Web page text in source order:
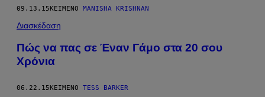
09.13.15ΚΕΊΜΕΝΟ MANISHA KRISHNAN
Διασκέδαση
Πώς να πας σε Έναν Γάμο στα 20 σου
Χρόνια
06.22.15 ΚΕΊΜΕΝΟ TESS BARKER